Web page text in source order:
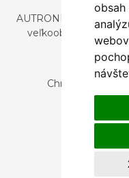
obsah
AUTRONIC, s.r.o. je
veľkoobchodným
Chrustenice 270,
Nová 366,